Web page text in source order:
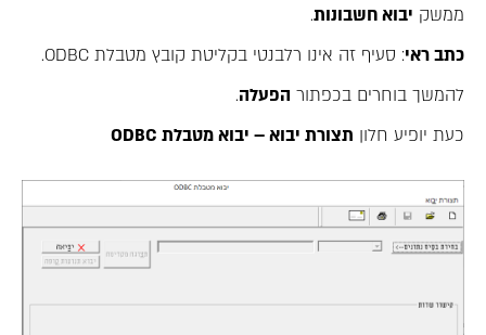
ממשק יבוא חשבונות.
כתב ראי: סעיף זה אינו רלבנטי בקליטת קובץ מטבלת ODBC.
להמשך בוחרים בכפתור הפעלה.
כעת יופיע חלון תצורת יבוא – יבוא מטבלת ODBC